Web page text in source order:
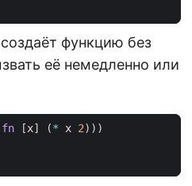
создаёт функцию без
её немедленно или
fn [x] (* x 2)))